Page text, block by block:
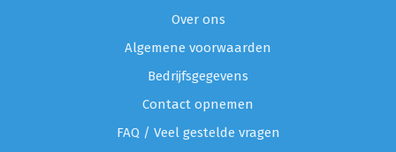
Over ons
Algemene voorwaarden
Bedrijfsgegevens
Contact opnemen
FAQ / Veel gestelde vragen